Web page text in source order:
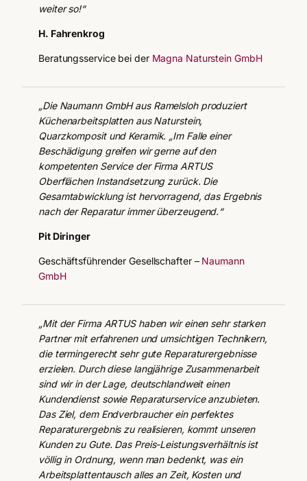
weiter so!“
H. Fahrenkrog
Beratungsservice bei der Magna Naturstein GmbH
„Die Naumann GmbH aus Ramelsloh produziert
Küchenarbeitsplatten aus Naturstein,
Quarzkomposit und Keramik. „Im Falle einer
Beschädigung greifen wir gerne auf den
kompetenten Service der Firma ARTUS
Oberflächen Instandsetzung zurück. Die
Gesamtabwicklung ist hervorragend, das Ergebnis
nach der Reparatur immer überzeugend.“
Pit Diringer
Geschäftsführender Gesellschafter – Naumann
GmbH
„Mit der Firma ARTUS haben wir einen sehr starken
Partner mit erfahrenen und umsichtigen Technikern,
die termingerecht sehr gute Reparaturergebnisse
erzielen. Durch diese langjährige Zusammenarbeit
sind wir in der Lage, deutschlandweit einen
Kundendienst sowie Reparaturservice anzubieten.
Das Ziel, dem Endverbraucher ein perfektes
Reparaturergebnis zu realisieren, kommt unseren
Kunden zu Gute. Das Preis-Leistungsverhältnis ist
völlig in Ordnung, wenn man bedenkt, was ein
Arbeitsplattentausch alles an Zeit, Kosten und